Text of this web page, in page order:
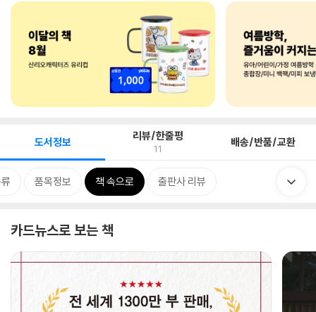
도서정보 리뷰/한줄평
11 배송/반품/교환
품목정보 책 속으로 출판사 리뷰
카드뉴스로 보는 책